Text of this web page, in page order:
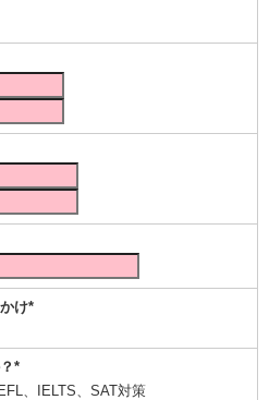
け*
*
、IELTS、SAT対策